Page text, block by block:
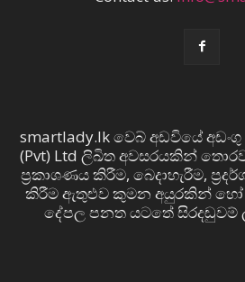
smartlady.lk වෙබ් අඩවියේ අඩංගු
(Pvt) Ltd ලිඛිත අවසරයකින්
ප්‍රකාශණය කිරීම, බෙදාහැරීම,
කිරීම ඇතුළුව කුමන අයුරකින් හෝ
දේපල පනත යටතේ සිරදඬුවම්